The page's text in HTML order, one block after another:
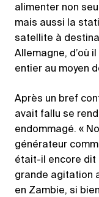
alimenter non
mais aussi la
satellite à
Allemagne, d’où
entier au moyen
Après un bref
avait fallu se
endommagé. «
générateur
était-il encore dit
grande agitation
en Zambie, si